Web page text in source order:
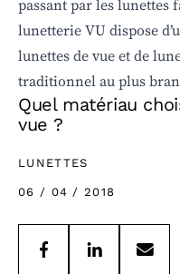
Quel matériau
vue ?
LUNETTES
06 / 04 / 2018
passant par les lunettes
lunetterie VU dispose
lunettes de vue et de
traditionnel au plus